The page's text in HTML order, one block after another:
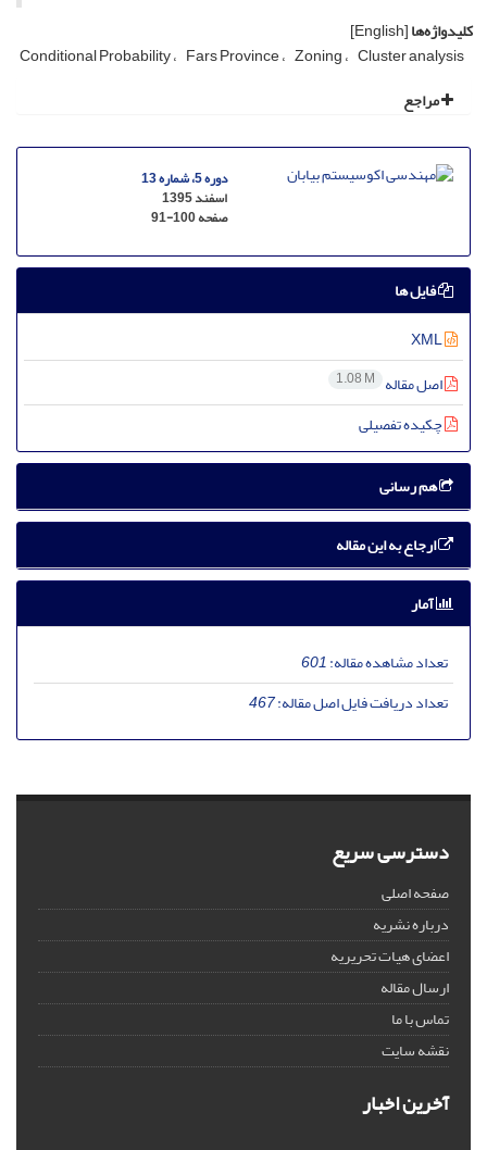
کلیدواژه‌ها[English]
Conditional Probability Fars Province Zoning Cluster analysis
مراجع
دوره 5، شماره 13
اسفند 1395
صفحه91-100
فایل ها
اصل مقاله 1.08 M
چکیده تفصیلی
هم رسانی
ارجاع به این مقاله
آمار
تعداد مشاهده مقاله:601
تعداد دریافت فایل اصل مقاله:467
دسترسی سریع
صفحه اصلی
درباره نشریه
اعضای هیات تحریریه
ارسال مقاله
تماس با ما
نقشه سایت
آخرین اخبار